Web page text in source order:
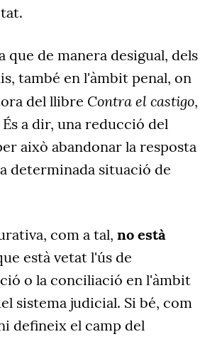
de manera desigual, dels
també en l'àmbit penal, on
del llibre Contra el castigo,
És a dir, una reducció del
això abandonar la resposta
determinada situació de
com a tal, no està
està vetat l'ús de
o la conciliació en l'àmbit
sistema judicial. Si bé, com
defineix el camp del